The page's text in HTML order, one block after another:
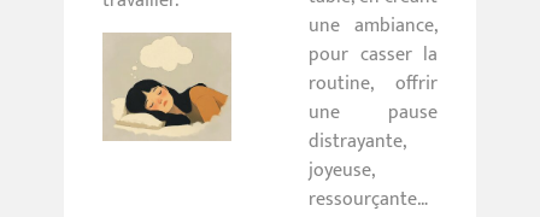
une ambiance,
pour casser la
routine, offrir
une pause
distrayante,
joyeuse,
ressourçante…